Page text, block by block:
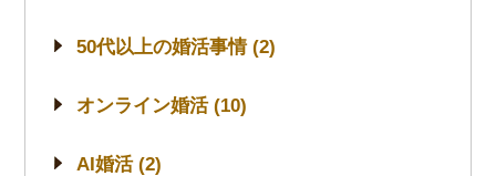
50代以上の婚活事情 (2)
オンライン婚活 (10)
AI婚活 (2)